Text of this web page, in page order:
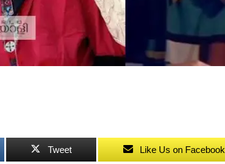
Tweet Like Us on Facebook